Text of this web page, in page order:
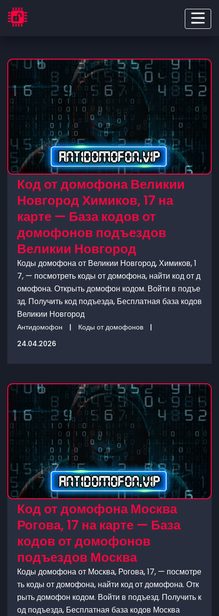
Код от домофона Великии
Новгород Химиков, 17 на
карте — База кодов от
домофонов подъездов
Великии Новгород
Коды домофона от Великии Новгород, Химиков, 1
7, — посмотреть коды от домофона, найти код от д
омофона. Открыть домофон кодом. Войти в подъе
зд. Получить код подъезда, Бесплатная база кодов
Великии Новгород
Антидомофон | Коды от домофонов
|
24.04.2026
Код от домофона Москва
Рогова, 17 на карте — База
кодов от домофонов
подъездов Москва
Коды домофона от Москва, Рогова, 17, — посмотре
ть коды от домофона, найти код от домофона. Отк
рыть домофон кодом. Войти в подъезд. Получить к
од подъезда, Бесплатная база кодов Москва